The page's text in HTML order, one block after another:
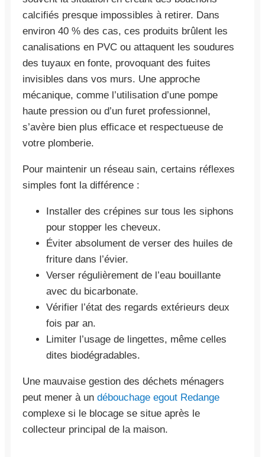
calcifiés presque impossibles à retirer. Dans
environ 40 % des cas, ces produits brûlent les
canalisations en PVC ou attaquent les soudures
des tuyaux en fonte, provoquant des fuites
invisibles dans vos murs. Une approche
mécanique, comme l’utilisation d’une pompe
haute pression ou d’un furet professionnel,
s’avère bien plus efficace et respectueuse de
votre plomberie.
Pour maintenir un réseau sain, certains réflexes
simples font la différence :
Installer des crépines sur tous les siphons
pour stopper les cheveux.
Éviter absolument de verser des huiles de
friture dans l’évier.
Verser régulièrement de l’eau bouillante
avec du bicarbonate.
Vérifier l’état des regards extérieurs deux
fois par an.
Limiter l’usage de lingettes, même celles
dites biodégradables.
Une mauvaise gestion des déchets ménagers
peut mener à un débouchage egout Redange
complexe si le blocage se situe après le
collecteur principal de la maison.